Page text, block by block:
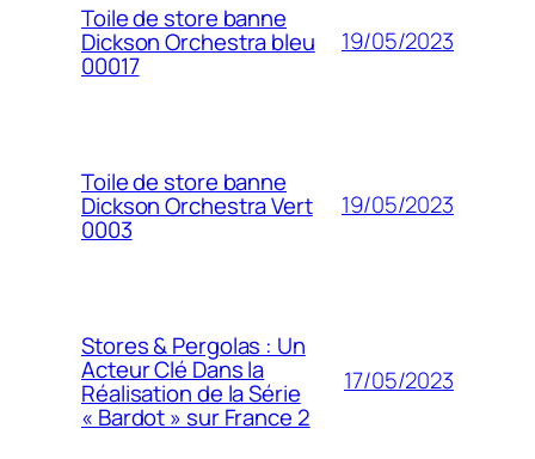
Toile de store banne
Dickson Orchestra bleu
00017
19/05/2023
Toile de store banne
Dickson Orchestra Vert
0003
19/05/2023
Stores & Pergolas : Un
Acteur Clé Dans la
Réalisation de la Série
« Bardot » sur France 2
17/05/2023